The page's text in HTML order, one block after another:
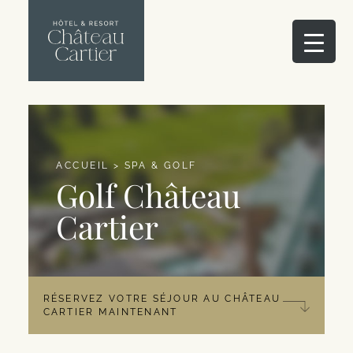
ACCUEIL > SPA & GOLF
Golf Château
Cartier
RÉSERVEZ VOTRE SÉJOUR AU CHÂTEAU
CARTIER MAINTENANT